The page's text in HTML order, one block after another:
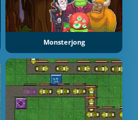
Monsterjong